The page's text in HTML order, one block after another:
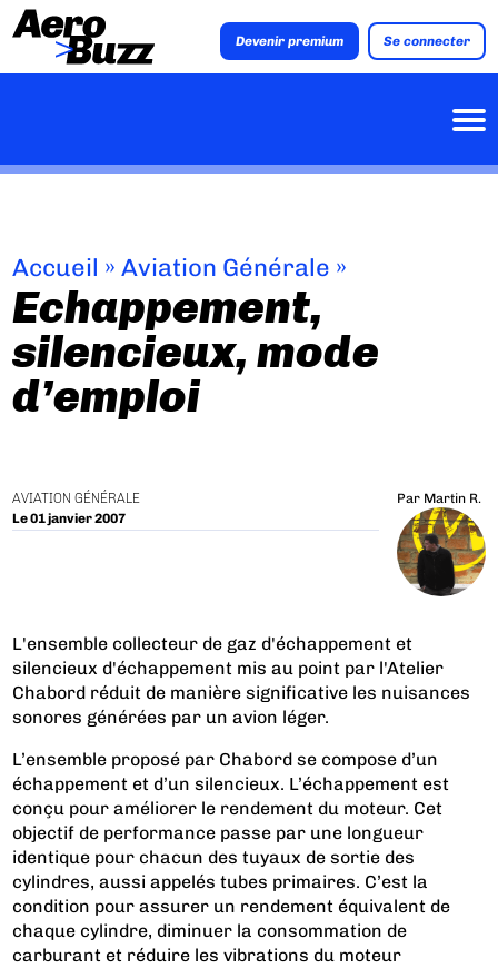
Devenir premium Se connecter
Accueil »Aviation Générale »
Echappement,
silencieux, mode
d’emploi
AVIATION GÉNÉRALE
Le 01 janvier 2007
Par Martin R.
L'ensemble collecteur de gaz d'échappement et
silencieux d'échappement mis au point par l'Atelier
Chabord réduit de manière significative les nuisances
sonores générées par un avion léger.
L’ensemble proposé par Chabord se compose d’un
échappement et d’un silencieux. L’échappement est
conçu pour améliorer le rendement du moteur. Cet
objectif de performance passe par une longueur
identique pour chacun des tuyaux de sortie des
cylindres, aussi appelés tubes primaires. C’est la
condition pour assurer un rendement équivalent de
chaque cylindre, diminuer la consommation de
carburant et réduire les vibrations du moteur